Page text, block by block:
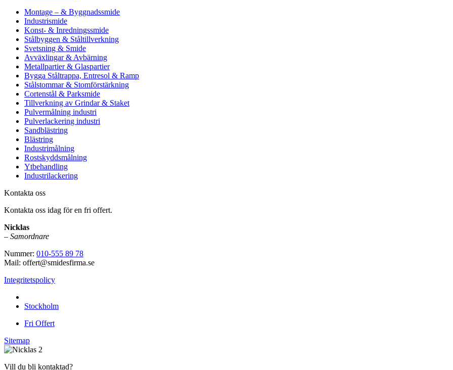
Montage – & Byggnadssmide
Industrismide
Konst- & Inredningssmide
Stålbyggen & Ståltillverkning
Svetsning & Smide
Avväxlingar & Avbärning
Metallpartier & Glaspartier
Bygga Ståltrappa, Entresol & Ramp
Stålstommar & Stomförstärkning
Cortenstål & Parksmide
Tillverkning av Grindar & Staket
Pulvermålning industri
Pulverlackering industri
Sandblästring
Blästring
Industrimålning
Rostskyddsmålning
Ytbehandling
Industrilackering
Kontakta oss
Kontakta oss idag för en fri offert.
Nicklas
– Samordnare
Nummer: 010-555 89 78
Mail: offert@smidesfirma.se
Integritetspolicy
Stockholm
Fri Offert
Sitemap
Vill du bli kontaktad?